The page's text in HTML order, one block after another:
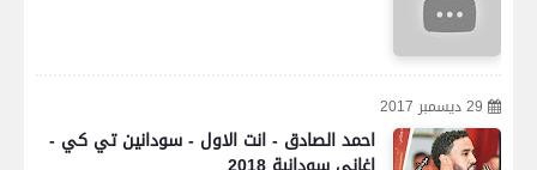
29 ديسمبر 2017
احمد الصادق - انت الاول - سودانين تي كي -